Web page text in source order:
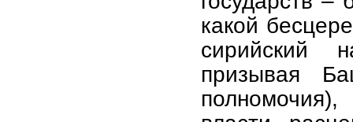
какой
сирийский
призывая